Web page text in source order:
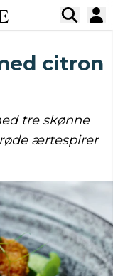
citron
tre skønne
ærtespirer